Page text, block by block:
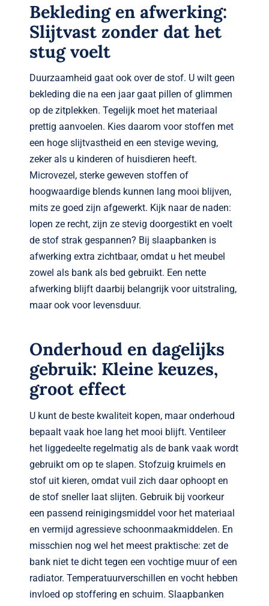
Bekleding en afwerking:
Slijtvast zonder dat het
stug voelt
Duurzaamheid gaat ook over de stof. U wilt geen
bekleding die na een jaar gaat pillen of glimmen
op de zitplekken. Tegelijk moet het materiaal
prettig aanvoelen. Kies daarom voor stoffen met
een hoge slijtvastheid en een stevige weving,
zeker als u kinderen of huisdieren heeft.
Microvezel, sterke geweven stoffen of
hoogwaardige blends kunnen lang mooi blijven,
mits ze goed zijn afgewerkt. Kijk naar de naden:
lopen ze recht, zijn ze stevig doorgestikt en voelt
de stof strak gespannen? Bij slaapbanken is
afwerking extra zichtbaar, omdat u het meubel
zowel als bank als bed gebruikt. Een nette
afwerking blijft daarbij belangrijk voor uitstraling,
maar ook voor levensduur.
Onderhoud en dagelijks
gebruik: Kleine keuzes,
groot effect
U kunt de beste kwaliteit kopen, maar onderhoud
bepaalt vaak hoe lang het mooi blijft. Ventileer
het liggedeelte regelmatig als de bank vaak wordt
gebruikt om op te slapen. Stofzuig kruimels en
stof uit kieren, omdat vuil zich daar ophoopt en
de stof sneller laat slijten. Gebruik bij voorkeur
een passend reinigingsmiddel voor het materiaal
en vermijd agressieve schoonmaakmiddelen. En
misschien nog wel het meest praktische: zet de
bank niet te dicht tegen een vochtige muur of een
radiator. Temperatuurverschillen en vocht hebben
invloed op stoffering en schuim. Slaapbanken